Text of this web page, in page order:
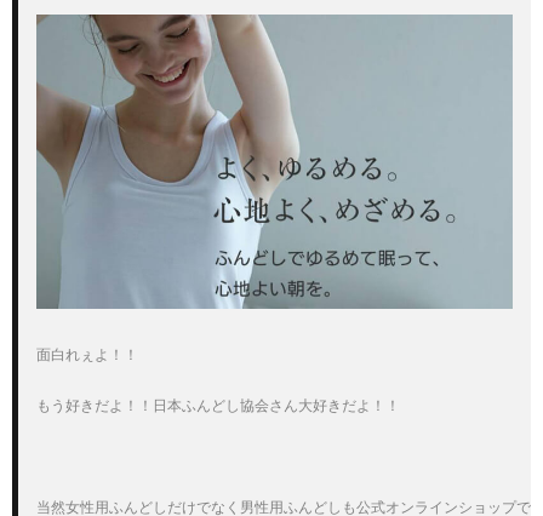
面白れぇよ！！
もう好きだよ！！日本ふんどし協会さん大好きだよ！！
当然女性用ふんどしだけでなく男性用ふんどしも公式オンラインショップで